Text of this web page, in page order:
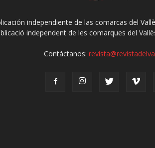
independiente de las comarcas del
independent de les comarques del
Contáctanos: